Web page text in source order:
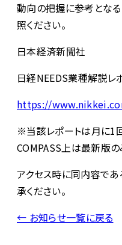
動向の把握に参考となる
照ください。
日本経済新聞社
日経NEEDS業種解説レ
https://
※当該レポートは月に1
COMPASS上は最新版の
アクセス時に同内容で
承ください。
← お知らせ一覧に戻る